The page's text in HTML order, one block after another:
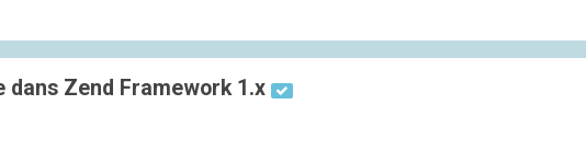
dans Zend Framework 1.x